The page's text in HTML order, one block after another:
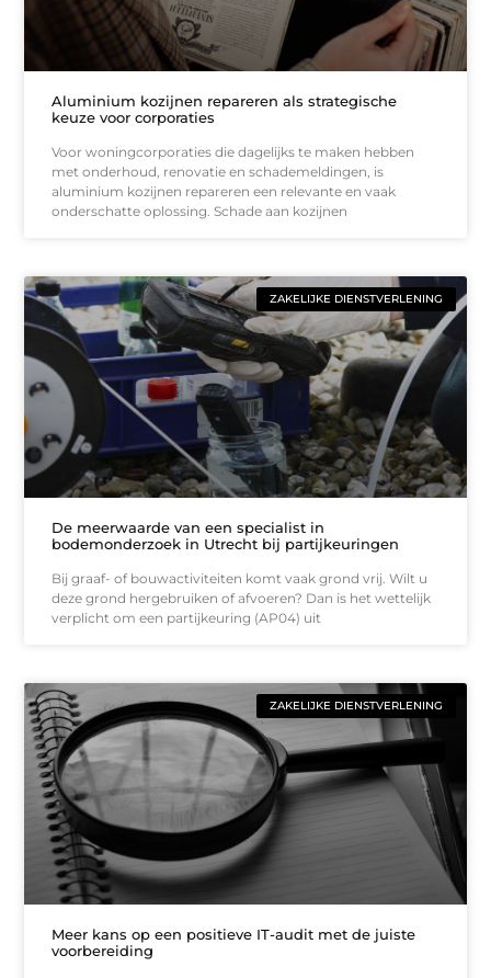
Aluminium kozijnen repareren als strategische
keuze voor corporaties
Voor woningcorporaties die dagelijks te maken hebben
met onderhoud, renovatie en schademeldingen, is
aluminium kozijnen repareren een relevante en vaak
onderschatte oplossing. Schade aan kozijnen
ZAKELIJKE DIENSTVERLENING
De meerwaarde van een specialist in
bodemonderzoek in Utrecht bij partijkeuringen
Bij graaf- of bouwactiviteiten komt vaak grond vrij. Wilt u
deze grond hergebruiken of afvoeren? Dan is het wettelijk
verplicht om een partijkeuring (AP04) uit
ZAKELIJKE DIENSTVERLENING
Meer kans op een positieve IT-audit met de juiste
voorbereiding